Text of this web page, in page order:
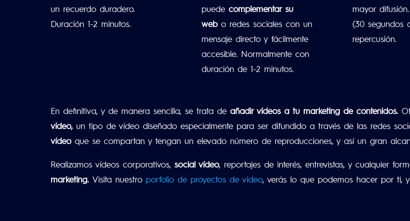
un recuerdo duradero.
Duración 1-2 minutos.
puedecomplementar su
webo redes sociales con un
mensaje directo y fácilmente
accesible. Normalmente con
duración de 1-2 minutos.
mayor
(30 segundos
repercusión.
En definitiva, y de manera sencilla, se trata deañadir vídeos a tu marketing de contenidos.
vídeo,un tipo de vídeo diseñado especialmente para ser difundido a través de las redes
vídeoque se compartan y tengan un elevado número de reproducciones, y así un gran
Realizamos vídeos corporativos, social vídeo, reportajes de interés, entrevistas, y cualquier
marketing. Visita nuestro porfolio de proyectos de vídeo, verás lo que podemos hacer por ti,